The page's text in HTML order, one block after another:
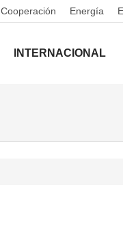
Cooperación Energía
INTERNACIONAL